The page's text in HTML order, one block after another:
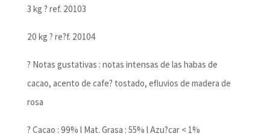
3 kg ? ref. 20103
20 kg ? re?f. 20104
? Notas gustativas : notas intensas de las habas de
cacao, acento de cafe? tostado, efluvios de madera de
rosa
? Cacao : 99% l Mat. Grasa : 55% l Azu?car < 1%